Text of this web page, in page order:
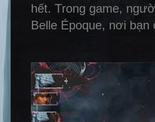
hết. Trong game,
Belle Époque, nơi